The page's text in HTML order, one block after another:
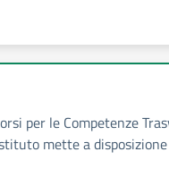
per le Competenze
mette a